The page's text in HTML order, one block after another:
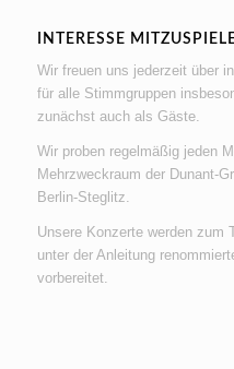
INTERESSE
Wir freuen uns jederzeit über
für alle Stimmgruppen
zunächst auch als Gäste.
Wir proben regelmäßig jeden
Mehrzweckraum der Dunant-
Berlin-Steglitz.
Unsere Konzerte werden zum
unter der Anleitung
vorbereitet.